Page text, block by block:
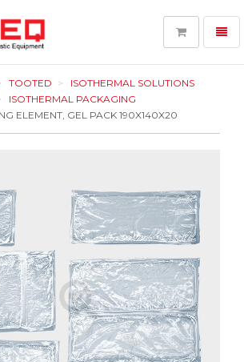
TOOTED
ISOTHERMAL SOLUTIONS
ISOTHERMAL PACKAGING
ELEMENT, GEL PACK 190X140X20